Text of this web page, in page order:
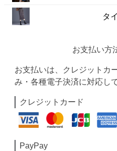
タ
お支払い方
お支払いは、クレジットカ
み・各種電子決済に対応し
クレジットカード
PayPay